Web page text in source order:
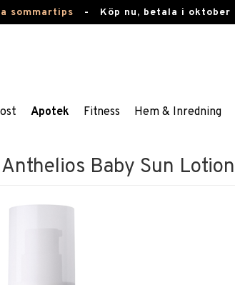
sommartips - Köp nu, betala i
Apotek Fitness Hem & Inredning
Baby Sun